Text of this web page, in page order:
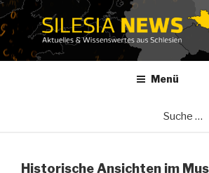
Zum
Inhalt
springen
Menü
Historische Ansichten im